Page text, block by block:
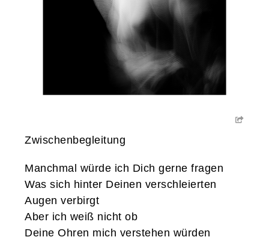
Zwischenbegleitung
Manchmal würde ich Dich gerne fragen
Was sich hinter Deinen verschleierten
Augen verbirgt
Aber ich weiß nicht ob
Deine Ohren mich verstehen würden